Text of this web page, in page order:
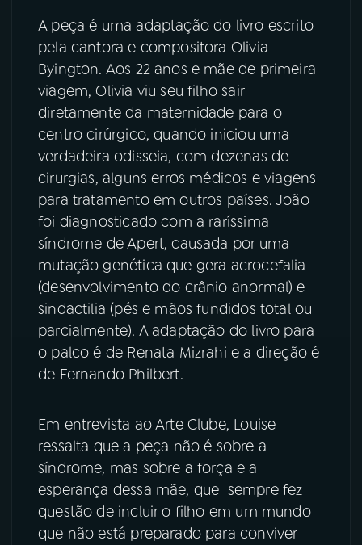
08PRÊMIO RÁDIO MEC
ACOMPANHE A RÁDIO MEC
YouTube Facebook
Instagram X
TikTok
A peça é uma adaptação do livro escrito
pela cantora e compositora Olivia
Byington. Aos 22 anos e mãe de primeira
viagem, Olivia viu seu filho sair
diretamente da maternidade para o
centro cirúrgico, quando iniciou uma
verdadeira odisseia, com dezenas de
cirurgias, alguns erros médicos e viagens
para tratamento em outros países. João
foi diagnosticado com a raríssima
síndrome de Apert, causada por uma
mutação genética que gera acrocefalia
(desenvolvimento do crânio anormal) e
sindactilia (pés e mãos fundidos total ou
parcialmente). A adaptação do livro para
o palco é de Renata Mizrahi e a direção é
de Fernando Philbert.
Em entrevista ao Arte Clube, Louise
ressalta que a peça não é sobre a
síndrome, mas sobre a força e a
esperança dessa mãe, que sempre fez
questão de incluir o filho em um mundo
que não está preparado para conviver